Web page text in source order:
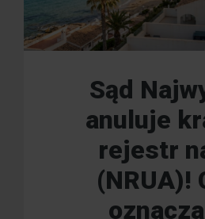
Sąd
anuluje
rejestr
(NRUA)!